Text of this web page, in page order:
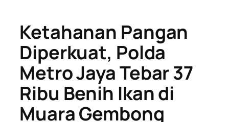
Ketahanan Pangan
Diperkuat, Polda
Metro Jaya Tebar 37
Ribu Benih Ikan di
Muara Gembong